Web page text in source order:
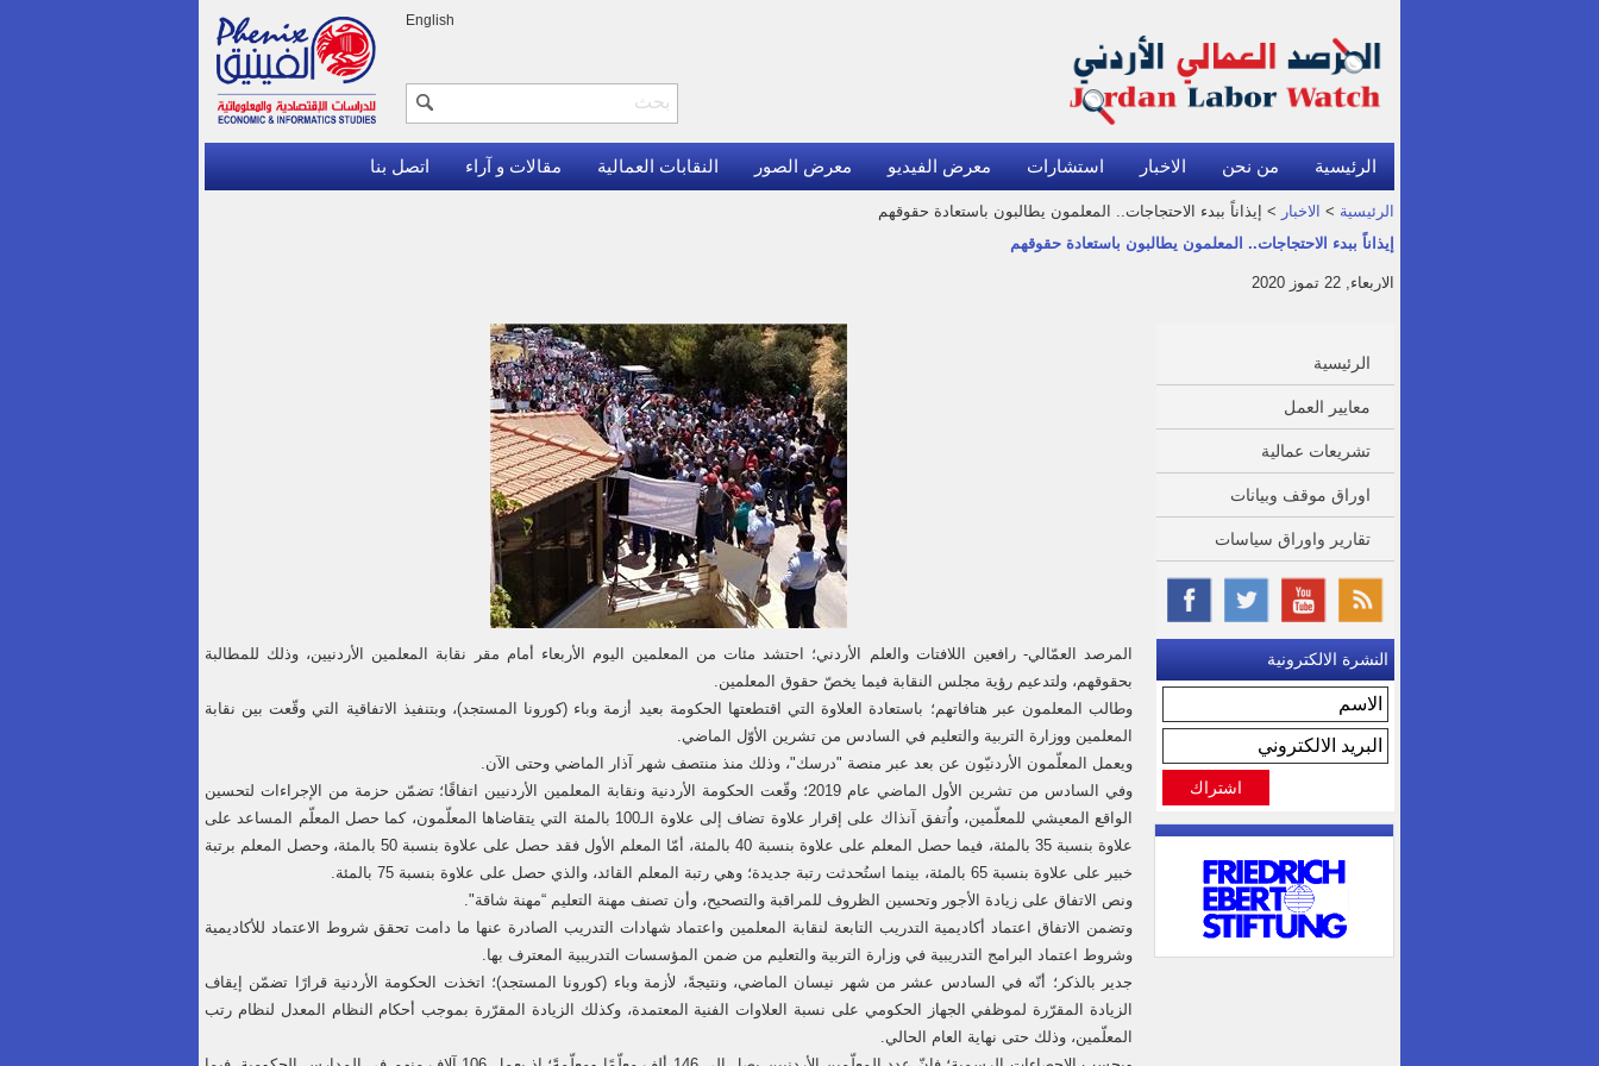
English
الرئيسية من نحن الاخبار استشارات معرض الفيديو معرض الصور النقابات العمالية مقالات و آراء اتصل بنا
الرئيسية > الاخبار > إيذاناً ببدء الاحتجاجات.. المعلمون يطالبون باستعادة حقوقهم
إيذاناً ببدء الاحتجاجات.. المعلمون يطالبون باستعادة حقوقهم
الاربعاء, 22 تموز 2020
الرئيسية
معايير العمل
تشريعات عمالية
اوراق موقف وبيانات
تقارير واوراق سياسات
النشرة الالكترونية
المرصد العمّالي- رافعين اللافتات والعلم الأردني؛ احتشد مئات من المعلمين اليوم الأربعاء أمام مقر نقابة المعلمين الأردنيين، وذلك للمطالبة
بحقوقهم، ولتدعيم رؤية مجلس النقابة فيما يخصّ حقوق المعلمين.
وطالب المعلمون عبر هتافاتهم؛ باستعادة العلاوة التي اقتطعتها الحكومة بعيد أزمة وباء (كورونا المستجد)، وبتنفيذ الاتفاقية التي وقّعت بين نقابة
المعلمين ووزارة التربية والتعليم في السادس من تشرين الأوّل الماضي.
ويعمل المعلّمون الأردنيّون عن بعد عبر منصة "درسك"، وذلك منذ منتصف شهر آذار الماضي وحتى الآن.
وفي السادس من تشرين الأول الماضي عام 2019؛ وقّعت الحكومة الأردنية ونقابة المعلمين الأردنيين اتفاقًا؛ تضمّن حزمة من الإجراءات لتحسين
الواقع المعيشي للمعلّمين، واُتفق آنذاك على إقرار علاوة تضاف إلى علاوة الـ100 بالمئة التي يتقاضاها المعلّمون، كما حصل المعلّم المساعد على
علاوة بنسبة 35 بالمئة، فيما حصل المعلم على علاوة بنسبة 40 بالمئة، أمّا المعلم الأول فقد حصل على علاوة بنسبة 50 بالمئة، وحصل المعلم برتبة
خبير على علاوة بنسبة 65 بالمئة، بينما استُحدثت رتبة جديدة؛ وهي رتبة المعلم القائد، والذي حصل على علاوة بنسبة 75 بالمئة.
ونص الاتفاق على زيادة الأجور وتحسين الظروف للمراقبة والتصحيح، وأن تصنف مهنة التعليم “مهنة شاقة".
وتضمن الاتفاق اعتماد أكاديمية التدريب التابعة لنقابة المعلمين واعتماد شهادات التدريب الصادرة عنها ما دامت تحقق شروط الاعتماد للأكاديمية
وشروط اعتماد البرامج التدريبية في وزارة التربية والتعليم من ضمن المؤسسات التدريبية المعترف بها.
جدير بالذكر؛ أنّه في السادس عشر من شهر نيسان الماضي، ونتيجةً، لأزمة وباء (كورونا المستجد)؛ اتخذت الحكومة الأردنية قرارًا تضمّن إيقاف
الزيادة المقرّرة لموظفي الجهاز الحكومي على نسبة العلاوات الفنية المعتمدة، وكذلك الزيادة المقرّرة بموجب أحكام النظام المعدل لنظام رتب
المعلّمين، وذلك حتى نهاية العام الحالي.